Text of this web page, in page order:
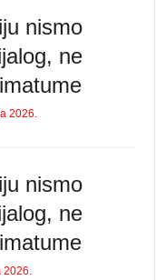
nismo
ne
2026.
nismo
ne
2026.